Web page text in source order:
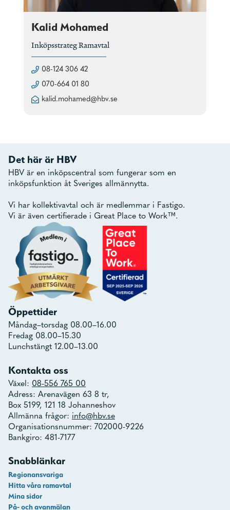
Kalid Mohamed
Inköpsstrateg Ramavtal
08-124 306 42
070-664 01 80
kalid.mohamed@hbv.se
Det här är HBV
HBV är en inköpscentral som fungerar som en
inköpsfunktion åt Sveriges allmännytta.
Vi har kollektivavtal och är medlemmar i Fastigo.
Vi är även certifierade i Great Place to Work™.
Öppettider
Måndag–torsdag 08.00–16.00
Fredag 08.00–15.30
Lunchstängt 12.00–13.00
Kontakta oss
Växel: 08-556 765 00
Adress: Arenavägen 63 8 tr,
Box 5199, 121 18 Johanneshov
Allmänna frågor: info@hbv.se
Organisationsnummer: 702000-9226
Bankgiro: 481-7177
Snabblänkar
Regionansvariga
Hitta våra ramavtal
Mina sidor
På- och avanmälan